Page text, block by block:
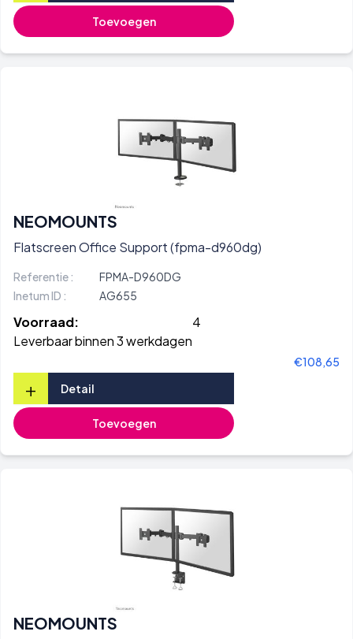
Toevoegen
NEOMOUNTS
Flatscreen Office Support (fpma-d960dg)
Referentie :
FPMA-D960DG
Inetum ID :
AG655
Voorraad:
4
Leverbaar binnen 3 werkdagen
€108,65
+ Detail
Toevoegen
NEOMOUNTS